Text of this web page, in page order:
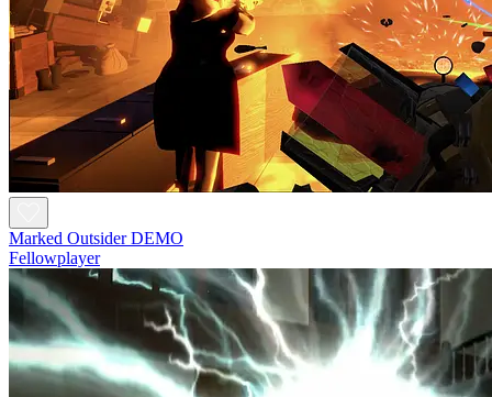
Marked Outsider DEMO
Fellowplayer